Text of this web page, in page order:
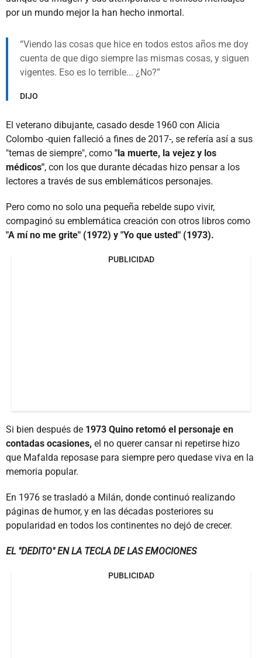
por un mundo mejor la han hecho inmortal.
Viendo las cosas que hice en todos estos años me doy
cuenta de que digo siempre las mismas cosas, y siguen
vigentes. Eso es lo terrible... ¿No?
DIJO
El veterano dibujante, casado desde 1960 con Alicia
Colombo -quien falleció a fines de 2017-, se refería así a sus
"temas de siempre", como "la muerte, la vejez y los
médicos", con los que durante décadas hizo pensar a los
lectores a través de sus emblemáticos personajes.
Pero como no solo una pequeña rebelde supo vivir,
compaginó su emblemática creación con otros libros como
"A mí no me grite" (1972) y "Yo que usted" (1973).
PUBLICIDAD
Si bien después de 1973 Quino retomó el personaje en
contadas ocasiones, el no querer cansar ni repetirse hizo
que Mafalda reposase para siempre pero quedase viva en la
memoria popular.
En 1976 se trasladó a Milán, donde continuó realizando
páginas de humor, y en las décadas posteriores su
popularidad en todos los continentes no dejó de crecer.
EL "DEDITO" EN LA TECLA DE LAS EMOCIONES
PUBLICIDAD